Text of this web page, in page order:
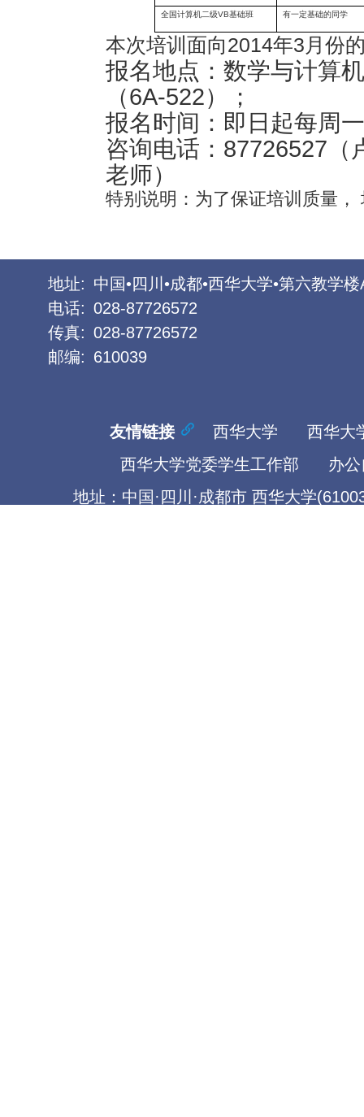
全国计算机二级VB基础班 有一定基础的同学
本次培训面向2014年3 月份
报名地点： 数学与计算
（6A-522）；
报名时间： 即日起每周
咨询电话： 87726527 （
老师）
特别说明：为了保证培训质量，
地址: 中国•四川•成都•西华大学•第六教学楼
电话: 028-87726572
传真: 028-87726572
邮编: 610039
友情链接 西华大学
西华大
西华大学党委学生工作部
办
地址：中国·四川·成都市 西华大学